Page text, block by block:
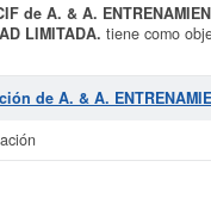
de A. & A.
LIMITADA. tiene como
2018. Esta empresa está
de actividades
A. & A.
esta empresa las demás
aproximado de 3.100
de A. & A.